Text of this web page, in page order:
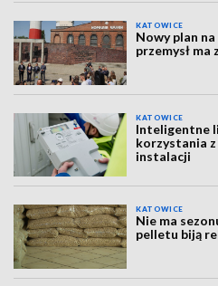
KATOWICE
Nowy plan
przemysł
KATOWICE
Inteligentne
korzystania z
instalacji
KATOWICE
Nie ma
pelletu biją